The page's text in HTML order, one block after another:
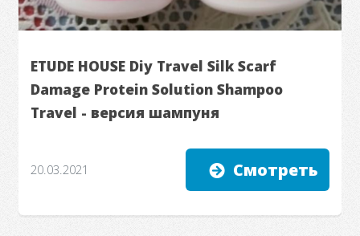
ETUDE HOUSE Diy Travel Silk Scarf
Damage Protein Solution Shampoo
Travel - версия шампуня
20.03.2021 Смотреть